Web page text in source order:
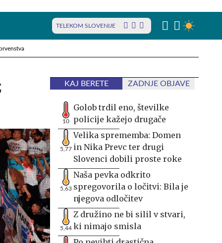
TELEKOM SLOVENIJE
KAJ BERETE ZADNJE OBJAVE
10
Golob trdil eno, številke
policije kažejo drugače
5,77
Velika sprememba: Domen
in Nika Prevc ter drugi
Slovenci dobili proste roke
5,63
Naša pevka odkrito
spregovorila o ločitvi: Bila je
njegova odločitev
5,44
Z družino ne bi silil v stvari,
ki nimajo smisla